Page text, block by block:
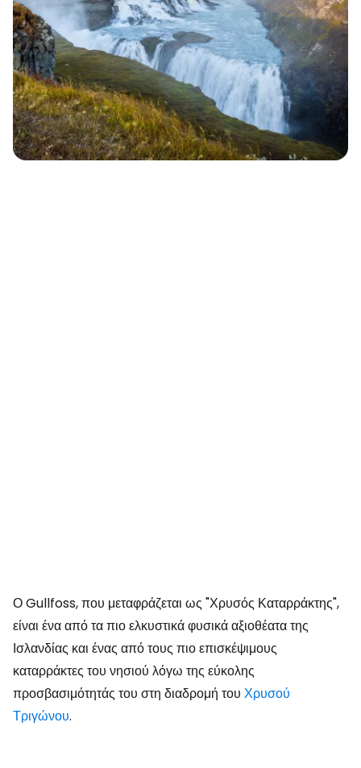
Ο Gullfoss, που μεταφράζεται ως "Χρυσός Καταρράκτης",
είναι ένα από τα πιο ελκυστικά φυσικά αξιοθέατα της
Ισλανδίας και ένας από τους πιο επισκέψιμους
καταρράκτες του νησιού λόγω της εύκολης
προσβασιμότητάς του στη διαδρομή του Χρυσού
Τριγώνου.